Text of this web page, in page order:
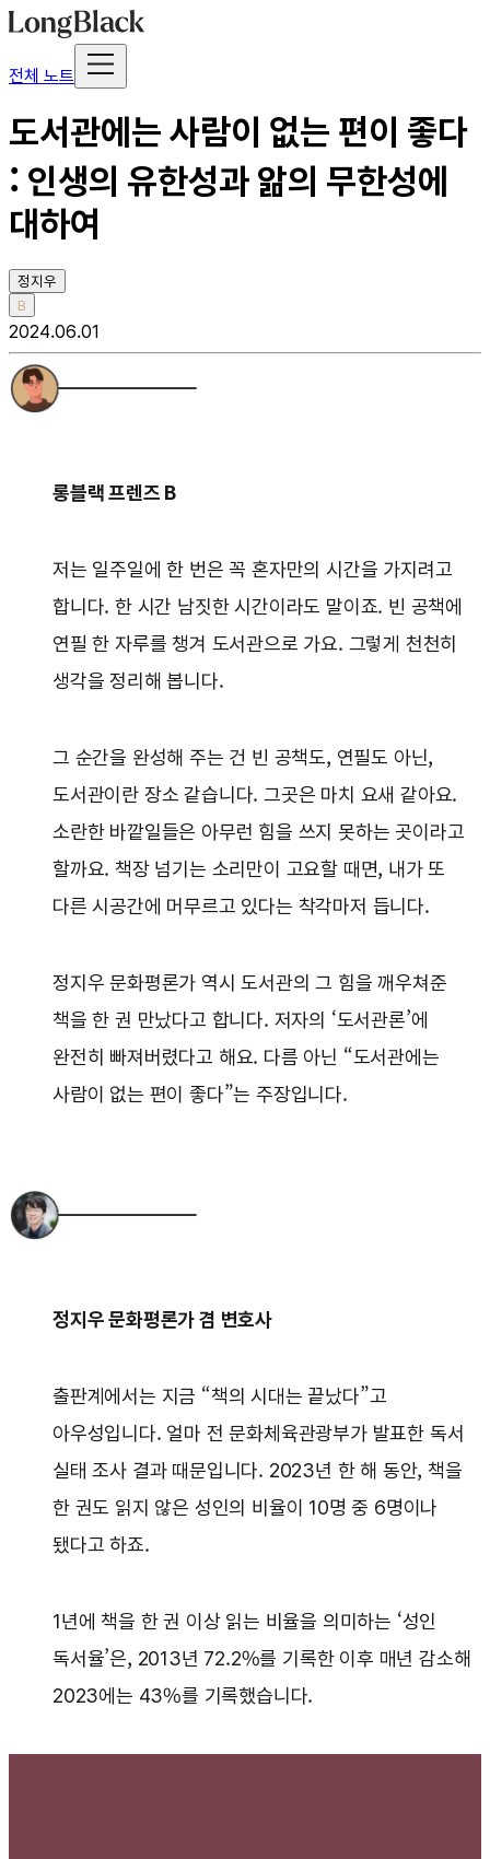
전체 노트
도서관에는 사람이 없는 편이 좋다
: 인생의 유한성과 앎의 무한성에
대하여
정지우
B
2024.06.01
롱블랙 프렌즈 B
저는 일주일에 한 번은 꼭 혼자만의 시간을 가지려고
합니다. 한 시간 남짓한 시간이라도 말이죠. 빈 공책에
연필 한 자루를 챙겨 도서관으로 가요. 그렇게 천천히
생각을 정리해 봅니다.
그 순간을 완성해 주는 건 빈 공책도, 연필도 아닌,
도서관이란 장소 같습니다. 그곳은 마치 요새 같아요.
소란한 바깥일들은 아무런 힘을 쓰지 못하는 곳이라고
할까요. 책장 넘기는 소리만이 고요할 때면, 내가 또
다른 시공간에 머무르고 있다는 착각마저 듭니다.
정지우 문화평론가 역시 도서관의 그 힘을 깨우쳐준
책을 한 권 만났다고 합니다. 저자의 ‘도서관론’에
완전히 빠져버렸다고 해요. 다름 아닌 “도서관에는
사람이 없는 편이 좋다”는 주장입니다.
정지우 문화평론가 겸 변호사
출판계에서는 지금 “책의 시대는 끝났다”고
아우성입니다. 얼마 전 문화체육관광부가 발표한 독서
실태 조사 결과 때문입니다. 2023년 한 해 동안, 책을
한 권도 읽지 않은 성인의 비율이 10명 중 6명이나
됐다고 하죠.
1년에 책을 한 권 이상 읽는 비율을 의미하는 ‘성인
독서율’은, 2013년 72.2%를 기록한 이후 매년 감소해
2023에는 43%를 기록했습니다.